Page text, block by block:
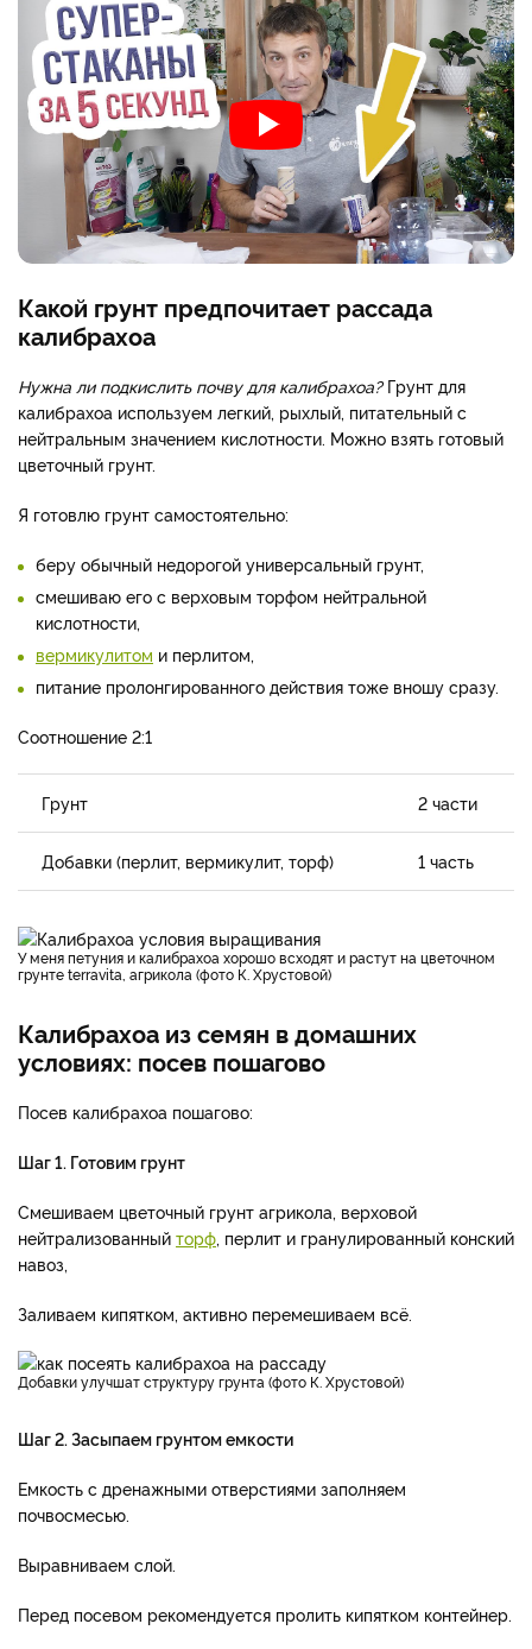
Какой грунт предпочитает рассада
калибрахоа
Нужна ли подкислить почву для калибрахоа?Грунт для
калибрахоа используем легкий, рыхлый, питательный с
нейтральным значением кислотности. Можно взять готовый
цветочный грунт.
Я готовлю грунт самостоятельно:
беру обычный недорогой универсальный грунт,
смешиваю его с верховым торфом нейтральной
кислотности,
вермикулитом и перлитом,
питание пролонгированного действия тоже вношу сразу.
Соотношение 2:1
Грунт 2 части
Добавки (перлит, вермикулит, торф) 1 часть
У меня петуния и калибрахоа хорошо всходят и растут на цветочном
грунте terravita, агрикола (фото К. Хрустовой)
Калибрахоа из семян в домашних
условиях: посев пошагово
Посев калибрахоа пошагово:
Шаг 1. Готовим грунт
Смешиваем цветочный грунт агрикола, верховой
нейтрализованный торф, перлит и гранулированный конский
навоз,
Заливаем кипятком, активно перемешиваем всё.
Добавки улучшат структуру грунта (фото К. Хрустовой)
Шаг 2. Засыпаем грунтом емкости
Емкость с дренажными отверстиями заполняем
почвосмесью.
Выравниваем слой.
Перед посевом рекомендуется пролить кипятком контейнер.